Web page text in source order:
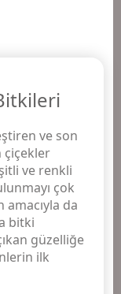
ve son
çiçekler
ve renkli
çok
amacıyla da
bitki
güzelliğe
ilk